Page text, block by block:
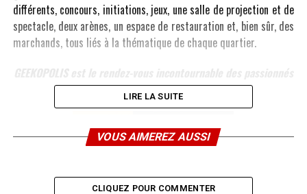
différents, concours, initiations, jeux, une salle de projection et de
spectacle, deux arènes, un espace de restauration et, bien sûr, des
marchands, tous liés à la thématique de chaque quartier.
des cultures de l’imaginaire !
LIRE LA SUITE
VOUS AIMEREZ AUSSI
CLIQUEZ POUR COMMENTER